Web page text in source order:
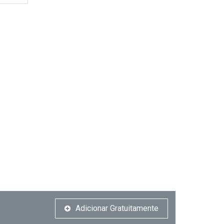
Adicionar Gratuitamente